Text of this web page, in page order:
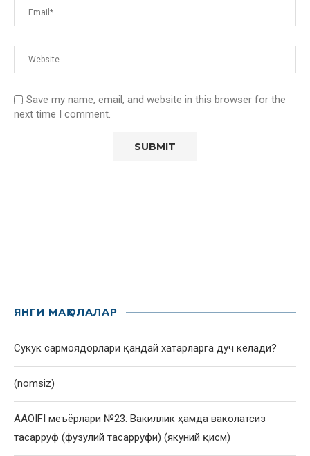
Save my name, email, and website in this browser for the
next time I comment.
ЯНГИ МАҚОЛАЛАР
Сукук сармоядорлари қандай хатарларга дуч келади?
(nomsiz)
AAOIFI меъёрлари №23: Вакиллик ҳамда ваколатсиз
тасарруф (фузулий тасарруфи) (якуний қисм)